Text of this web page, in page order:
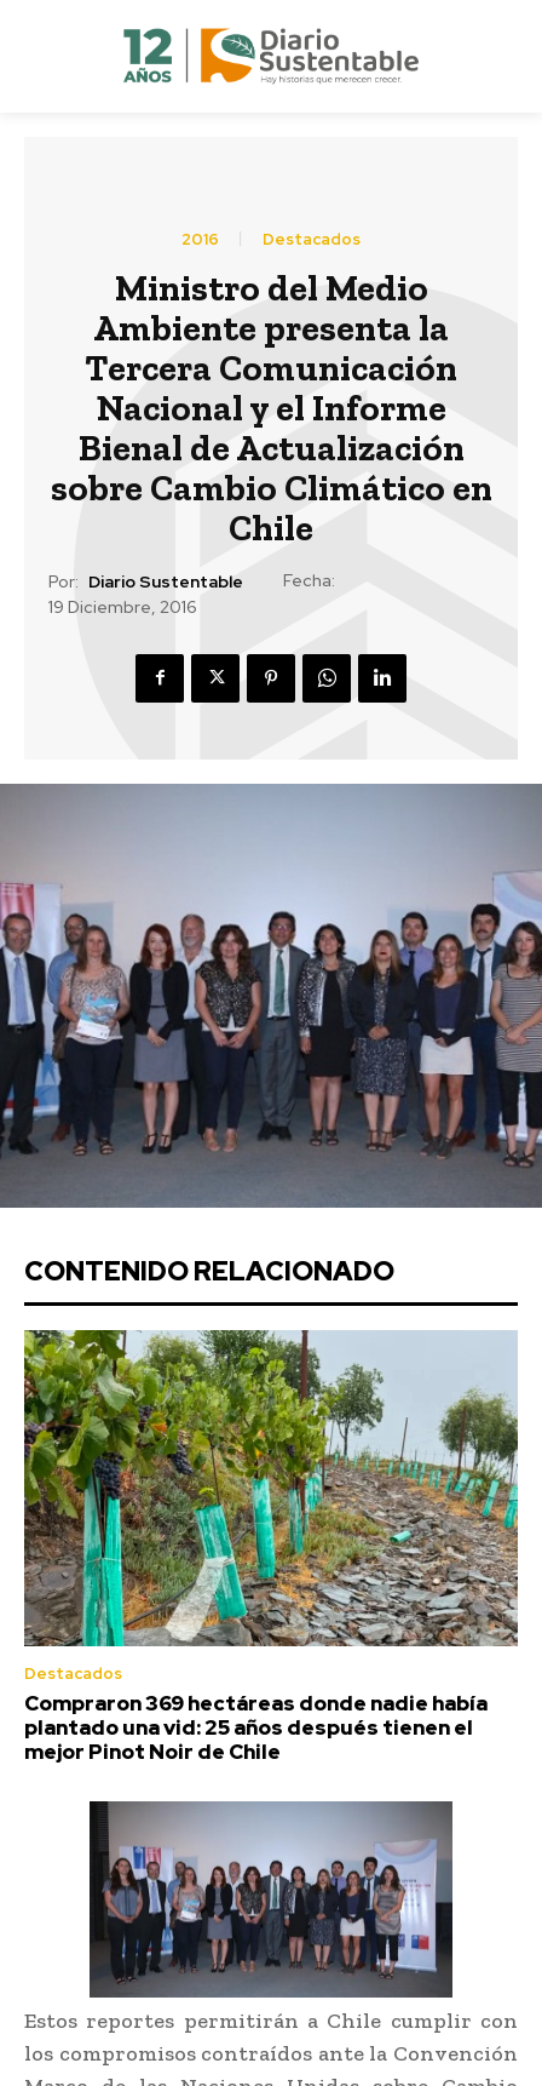
2016 Destacados
Ministro del Medio
Ambiente presenta la
Tercera Comunicación
Nacional y el Informe
Bienal de Actualización
sobre Cambio Climático en
Chile
Por: Diario Sustentable
Fecha:
19 Diciembre, 2016
CONTENIDO RELACIONADO
Destacados
Compraron 369 hectáreas donde nadie había
plantado una vid: 25 años después tienen el
mejor Pinot Noir de Chile
Estos reportes permitirán a Chile cumplir con
los compromisos contraídos ante la Convención